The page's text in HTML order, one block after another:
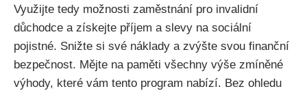
Využijte tedy možnosti zaměstnání pro invalidní
důchodce a získejte příjem a slevy na sociální
pojistné. Snižte si své náklady a zvýšte svou finanční
bezpečnost. Mějte na paměti všechny výše zmíněné
výhody, které vám tento program nabízí. Bez ohledu